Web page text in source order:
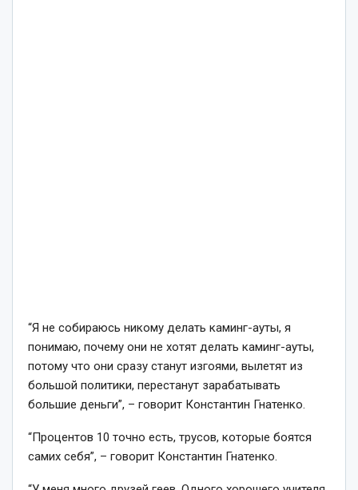
“Я не собираюсь никому делать каминг-ауты, я
понимаю, почему они не хотят делать каминг-ауты,
потому что они сразу станут изгоями, вылетят из
большой политики, перестанут зарабатывать
большие деньги”, – говорит Константин Гнатенко.
“Процентов 10 точно есть, трусов, которые боятся
самих себя”, – говорит Константин Гнатенко.